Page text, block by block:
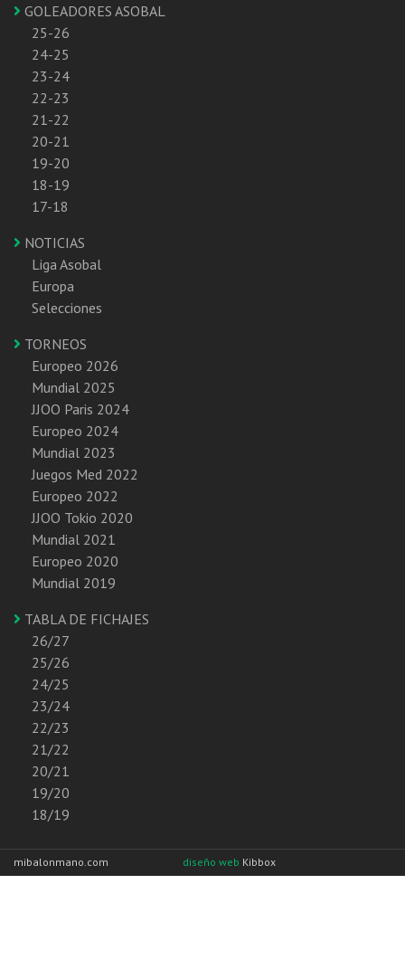
GOLEADORES ASOBAL
25-26
24-25
23-24
22-23
21-22
20-21
19-20
18-19
17-18
NOTICIAS
Liga Asobal
Europa
Selecciones
TORNEOS
Europeo 2026
Mundial 2025
JJOO Paris 2024
Europeo 2024
Mundial 2023
Juegos Med 2022
Europeo 2022
JJOO Tokio 2020
Mundial 2021
Europeo 2020
Mundial 2019
TABLA DE FICHAJES
26/27
25/26
24/25
23/24
22/23
21/22
20/21
19/20
18/19
mibalonmano.com diseño web Kibbox